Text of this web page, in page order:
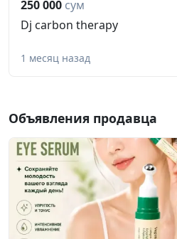
250 000 сум
Dj carbon therapy
1 месяц назад
Объявления продавца